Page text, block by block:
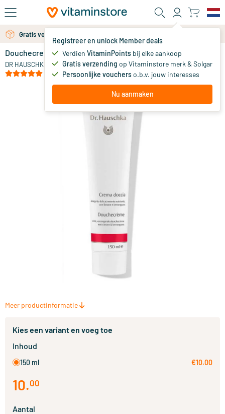
Ga naar de hoofdinhoud
Registreer en unlock Member deals
Verdien VitaminPoints bij elke aankoop
Gratis verzending op Vitaminstore merk & Solgar
Persoonlijke voucherso.b.v. jouw interesses
Nu aanmaken
Gratis verzending vanaf 25 euro
Gratis persoonlijk advies via chat of email
Douchecreme Citroen/Lemongrass
DR HAUSCHKA
10.
Meer productinformatie
Kies een variant en voeg toe
Inhoud
150 ml €10.00
10.00
Aantal